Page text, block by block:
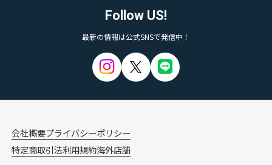
Follow US!
最新の情報は公式SNSで発信中！
会社概要プライバシーポリシー
特定商取引法利用規約海外店舗